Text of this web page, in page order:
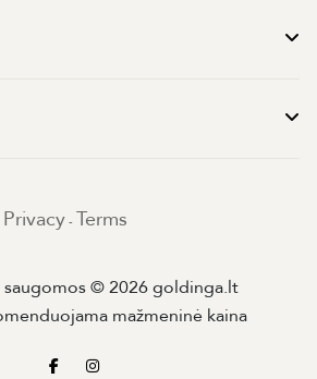
Privacy - Terms
saugomos © 2026 goldinga.lt
mažmeninė kaina